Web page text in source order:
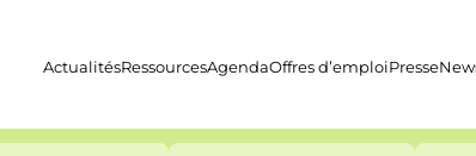
ActualitésRessourcesAgendaOffres d’emploiPresse